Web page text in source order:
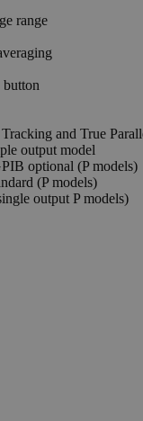
range
and True
output model
optional (P models)
(P models)
output P models)